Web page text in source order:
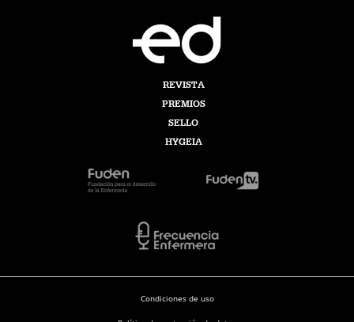
REVISTA
PREMIOS
SELLO
HYGEIA
Condiciones de uso